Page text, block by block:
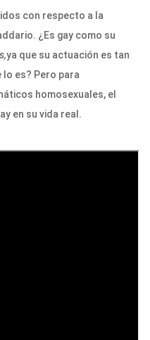
con respecto a la
¿Es gay como su
ya que su actuación es tan
es? Pero para
homosexuales, el
en su vida real.